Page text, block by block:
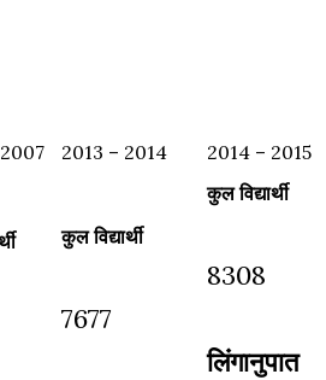
2013 – 2014
2014 – 2015
कुल विद्यार्थी
7677
कुल विद्यार्थी
8308
लिंगानुपात